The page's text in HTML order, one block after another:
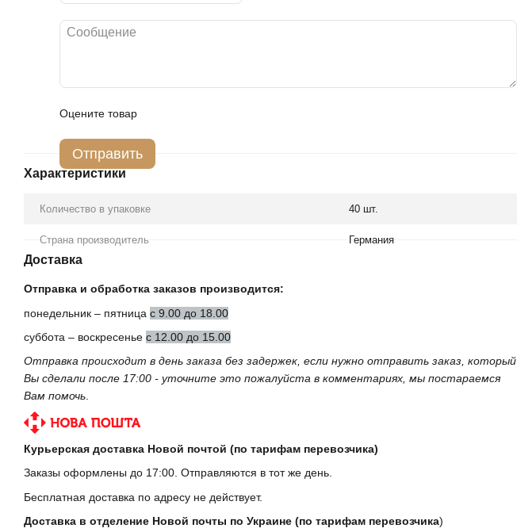
Оцените товар
Отправить
Характеристики
Количество в упаковке 40 шт.
Страна производитель Германия
Доставка
Отправка и обработка заказов производится:
понедельник – пятница с 9.00 до 18.00
суббота – воскресенье с 12.00 до 15.00
Отправка происходит в день заказа без задержек, если нужно отправить заказ, который
Вы сделали после 17:00 - уточните это пожалуйста в комментариях, мы постараемся
Вам помочь.
Курьерская доставка Новой почтой (по тарифам перевозчика)
Заказы оформлены до 17:00. Отправляются в тот же день.
Бесплатная доставка по адресу не действует.
Доставка в отделение Новой почты по Украине (по тарифам перевозчика)